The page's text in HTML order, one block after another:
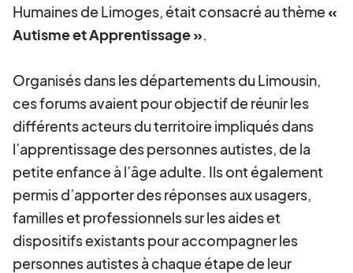
Humaines de Limoges, était consacré au thème«
Autisme et Apprentissage ».
Organisés dans les départements du Limousin,
ces forums avaient pour objectif de réunir les
différents acteurs du territoire impliqués dans
l’apprentissage des personnes autistes, de la
petite enfance à l’âge adulte. Ils ont également
permis d’apporter des réponses aux usagers,
familles et professionnels sur les aides et
dispositifs existants pour accompagner les
personnes autistes à chaque étape de leur